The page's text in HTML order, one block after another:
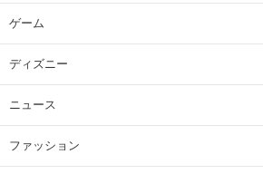
ゲーム
ディズニー
ニュース
ファッション